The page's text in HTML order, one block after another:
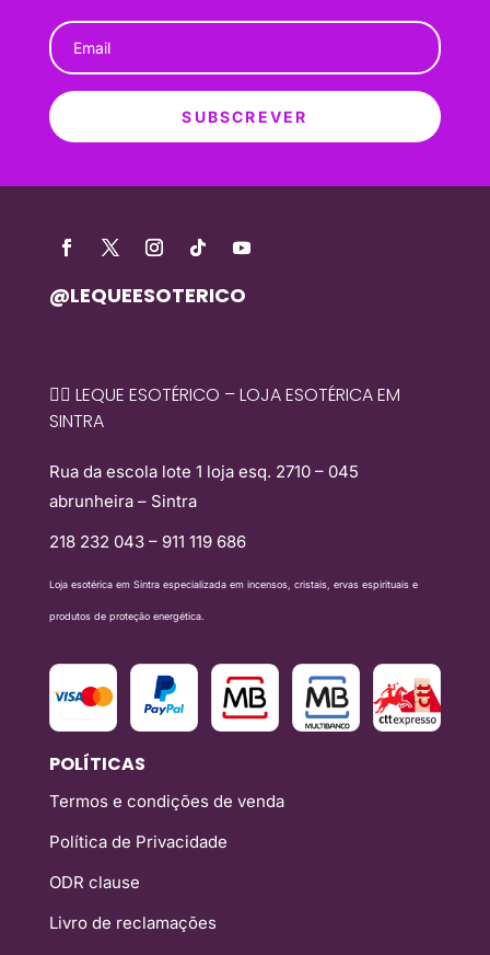
SUBSCREVER
@LEQUEESOTERICO
🧙‍♀️ LEQUE ESOTÉRICO – LOJA ESOTÉRICA EM
SINTRA
Rua da escola lote 1 loja esq. 2710 – 045
abrunheira – Sintra
218 232 043 – 911 119 686
Loja esotérica em Sintra especializada em incensos, cristais, ervas espirituais e
produtos de proteção energética.
POLÍTICAS
Termos e condições de venda
Política de Privacidade
ODR clause
Livro de reclamações